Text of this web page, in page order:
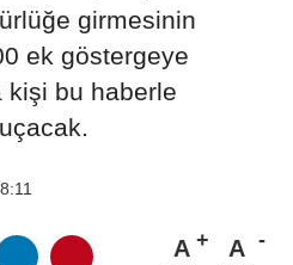
girmesinin
ek göstergeye
kişi bu haberle
A A